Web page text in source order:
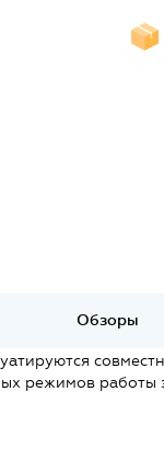
Обзоры
режимов работы